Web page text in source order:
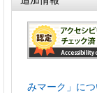
みマーク」に